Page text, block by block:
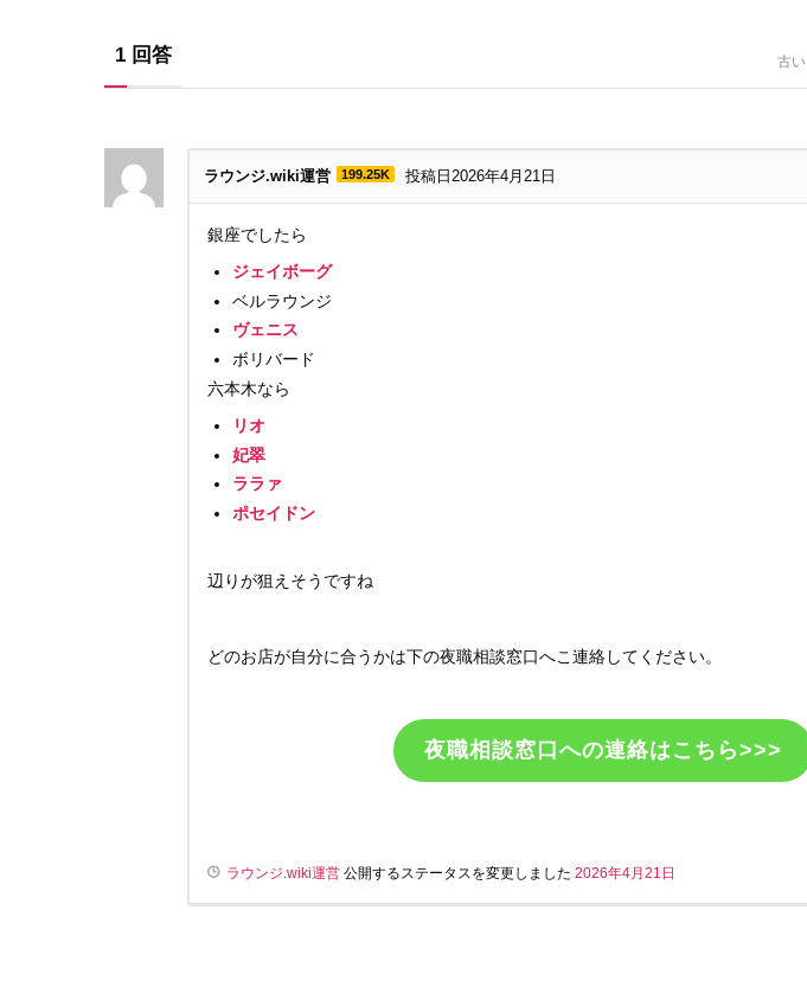
1回答 古い
ラウンジ.wiki運営 199.25K 投稿日2026年4月21日
銀座でしたら
ジェイボーグ
ベルラウンジ
ヴェニス
ボリバード
六本木なら
リオ
妃翠
ララァ
ポセイドン
辺りが狙えそうですね
どのお店が自分に合うかは下の夜職相談窓口へこ連絡してください。
夜職相談窓口への連絡はこちら>>>
ラウンジ.wiki運営 公開するステータスを変更しました 2026年4月21日